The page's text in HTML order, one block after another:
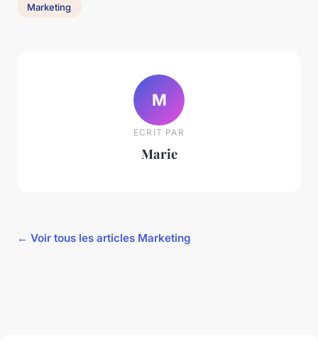
Marketing
M
ECRIT PAR
Marie
← Voir tous les articles Marketing